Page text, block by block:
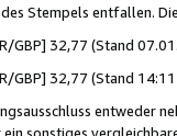
Stempels entfallen.
GBP] 32,77 (Stand
GBP] 32,77 (Stand
entweder
sonstiges